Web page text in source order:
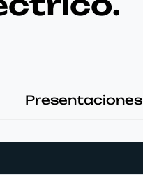
Presentaciones